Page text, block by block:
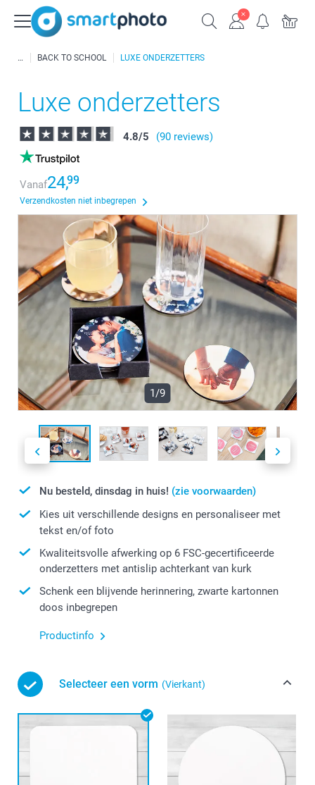
BACK TO SCHOOL LUXE ONDERZETTERS
Luxe onderzetters
4.8/5 (90 reviews)
Vanaf24,99
Verzendkosten niet inbegrepen
1/9
Nu besteld, dinsdag in huis! (zie voorwaarden)
Kies uit verschillende designs en personaliseer met
tekst en/of foto
Kwaliteitsvolle afwerking op 6 FSC-gecertificeerde
onderzetters met antislip achterkant van kurk
Schenk een blijvende herinnering, zwarte kartonnen
doos inbegrepen
Productinfo
Selecteer een vorm (Vierkant)